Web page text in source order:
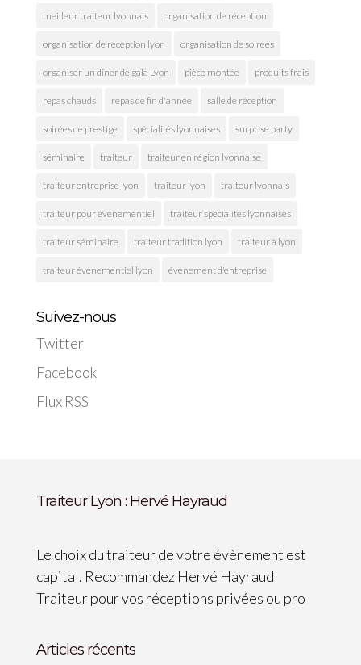
meilleur traiteur lyonnais organisation de réception
organisation de réception lyon organisation de soirées
organiser un dîner de gala Lyon pièce montée produits frais
repas chauds repas de fin d'année salle de réception
soirées de prestige spécialités lyonnaises surprise party
séminaire traiteur traiteur en région lyonnaise
traiteur entreprise lyon traiteur lyon traiteur lyonnais
traiteur pour évènementiel traiteur spécialités lyonnaises
traiteur séminaire traiteur tradition lyon traiteur à lyon
traiteur événementiel lyon évènement d'entreprise
Suivez-nous
Twitter
Facebook
Flux RSS
Traiteur Lyon : Hervé Hayraud
Le choix du traiteur de votre évènement est
capital. Recommandez Hervé Hayraud
Traiteur pour vos réceptions privées ou pro
Articles récents